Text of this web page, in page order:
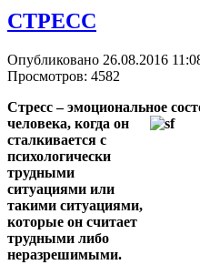
СТРЕСС
Опубликовано 26.08.2016
Просмотров: 4582
Стресс – эмоциональное
человека, когда он
сталкивается с
психологически
трудными
ситуациями или
такими ситуациями,
которые он считает
трудными либо
неразрешимыми.